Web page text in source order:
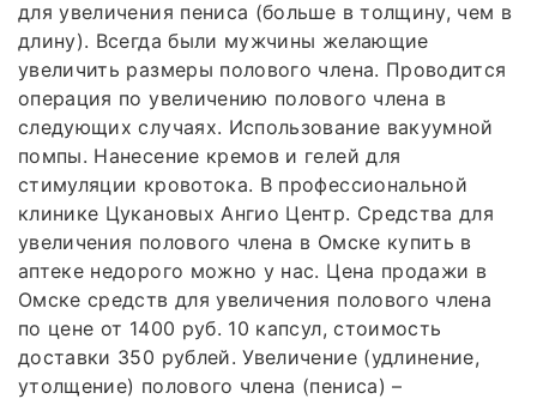
для увеличения пениса (больше в толщину, чем в
длину). Всегда были мужчины желающие
увеличить размеры полового члена. Проводится
операция по увеличению полового члена в
следующих случаях. Использование вакуумной
помпы. Нанесение кремов и гелей для
стимуляции кровотока. В профессиональной
клинике Цукановых Ангио Центр. Средства для
увеличения полового члена в Омске купить в
аптеке недорого можно у нас. Цена продажи в
Омске средств для увеличения полового члена
по цене от 1400 руб. 10 капсул, стоимость
доставки 350 рублей. Увеличение (удлинение,
утолщение) полового члена (пениса) –